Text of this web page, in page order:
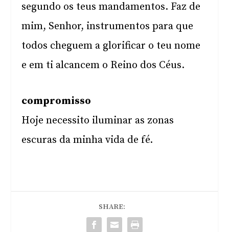
segundo os teus mandamentos. Faz de
mim, Senhor, instrumentos para que
todos cheguem a glorificar o teu nome
e em ti alcancem o Reino dos Céus.
compromisso
Hoje necessito iluminar as zonas
escuras da minha vida de fé.
SHARE: